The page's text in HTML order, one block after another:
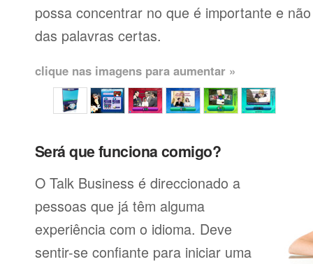
possa concentrar no que é importante e
das palavras certas.
clique nas imagens para aumentar »
Será que funciona comigo?
O Talk Business é direccionado a
pessoas que já têm alguma
experiência com o idioma. Deve
sentir-se confiante para iniciar uma